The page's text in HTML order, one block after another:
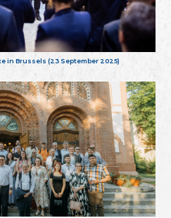
in Brussels (23 September 2025)